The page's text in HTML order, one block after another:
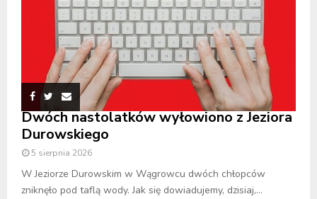
Dwóch nastolatków wyłowiono z Jeziora
Durowskiego
5 sierpnia 2026
W Jeziorze Durowskim w Wągrowcu dwóch chłopców
zniknęło pod taflą wody. Jak się dowiadujemy, dzisiaj,...